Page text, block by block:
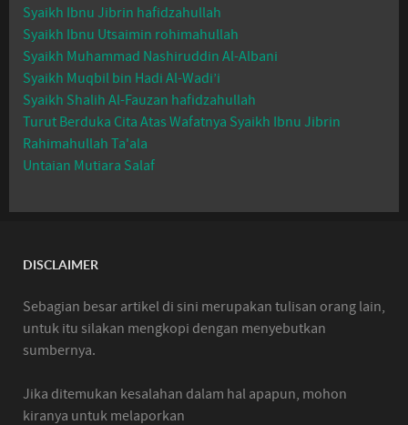
Syaikh Ibnu Jibrin hafidzahullah
Syaikh Ibnu Utsaimin rohimahullah
Syaikh Muhammad Nashiruddin Al-Albani
Syaikh Muqbil bin Hadi Al-Wadi’i
Syaikh Shalih Al-Fauzan hafidzahullah
Turut Berduka Cita Atas Wafatnya Syaikh Ibnu Jibrin
Rahimahullah Ta'ala
Untaian Mutiara Salaf
DISCLAIMER
Sebagian besar artikel di sini merupakan tulisan orang lain,
untuk itu silakan mengkopi dengan menyebutkan
sumbernya.
Jika ditemukan kesalahan dalam hal apapun, mohon
kiranya untuk melaporkan